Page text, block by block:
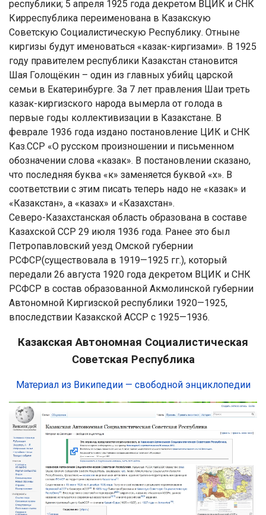
республики; 5 апреля 1925 года декретом ВЦИК и СНК
Кирреспублика переименована в Казакскую
Советскую Социалистическую Республику. Отныне
киргизы будут именоваться «казак-киргизами». В 1925
году правителем республики Казакстан становится
Шая Голощёкин – один из главных убийц царской
семьи в Екатеринбурге. За 7 лет правления Шаи треть
казак-киргизского народа вымерла от голода в
первые годы коллективизации в Казакстане. В
феврале 1936 года издано постановление ЦИК и СНК
Каз.ССР «О русском произношении и письменном
обозначении слова «казак». В постановлении сказано,
что последняя буква «к» заменяется буквой «х». В
соответствии с этим писать теперь надо не «казак» и
«Казакстан», а «казах» и «Казахстан».
Северо-Казахстанская область образована в составе
Казахской ССР 29 июля 1936 года. Ранее это был
Петропавловский уезд Омской губернии
РСФСР(существовала в 1919—1925 гг.), который
передали 26 августа 1920 года декретом ВЦИК и СНК
РСФСР в состав образованной Акмолинской губернии
Автономной Киргизской республики 1920—1925,
впоследствии Казакской АССР с 1925—1936.
Казакская Автономная Социалистическая
Советская Республика
Материал из Википедии — свободной энциклопедии